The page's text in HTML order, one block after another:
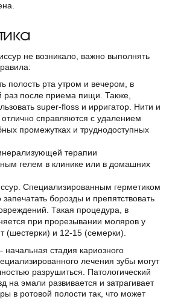
не возникало, важно выполнять
полость рта утром и вечером, в
после приема пищи. Также,
super-floss и ирригатор. Нити и
отлично справляются с удалением
промежутках и труднодоступных
терапии
гелем в клинике или в домашних
Специализированным герметиком
борозды и препятствовать
Такая процедура, в
при прорезывании моляров у
(шестерки) и 12-15 (семерки).
стадия кариозного
лечения зубы могут
разрушиться. Патологический
на эмали развивается и затрагивает
в ротовой полости так, что может